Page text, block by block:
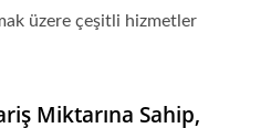
üzere çeşitli hizmetler
Miktarına Sahip,